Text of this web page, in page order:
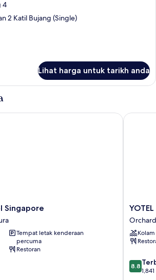
4
2 Katil Bujang (Single)
Lihat harga untuk tarikh anda
Singapore
Tempat letak kenderaan
percuma
Restoran
YOTEL
Orchard
Road
Orchard
Orchard
8.8
8.8
YOTEL